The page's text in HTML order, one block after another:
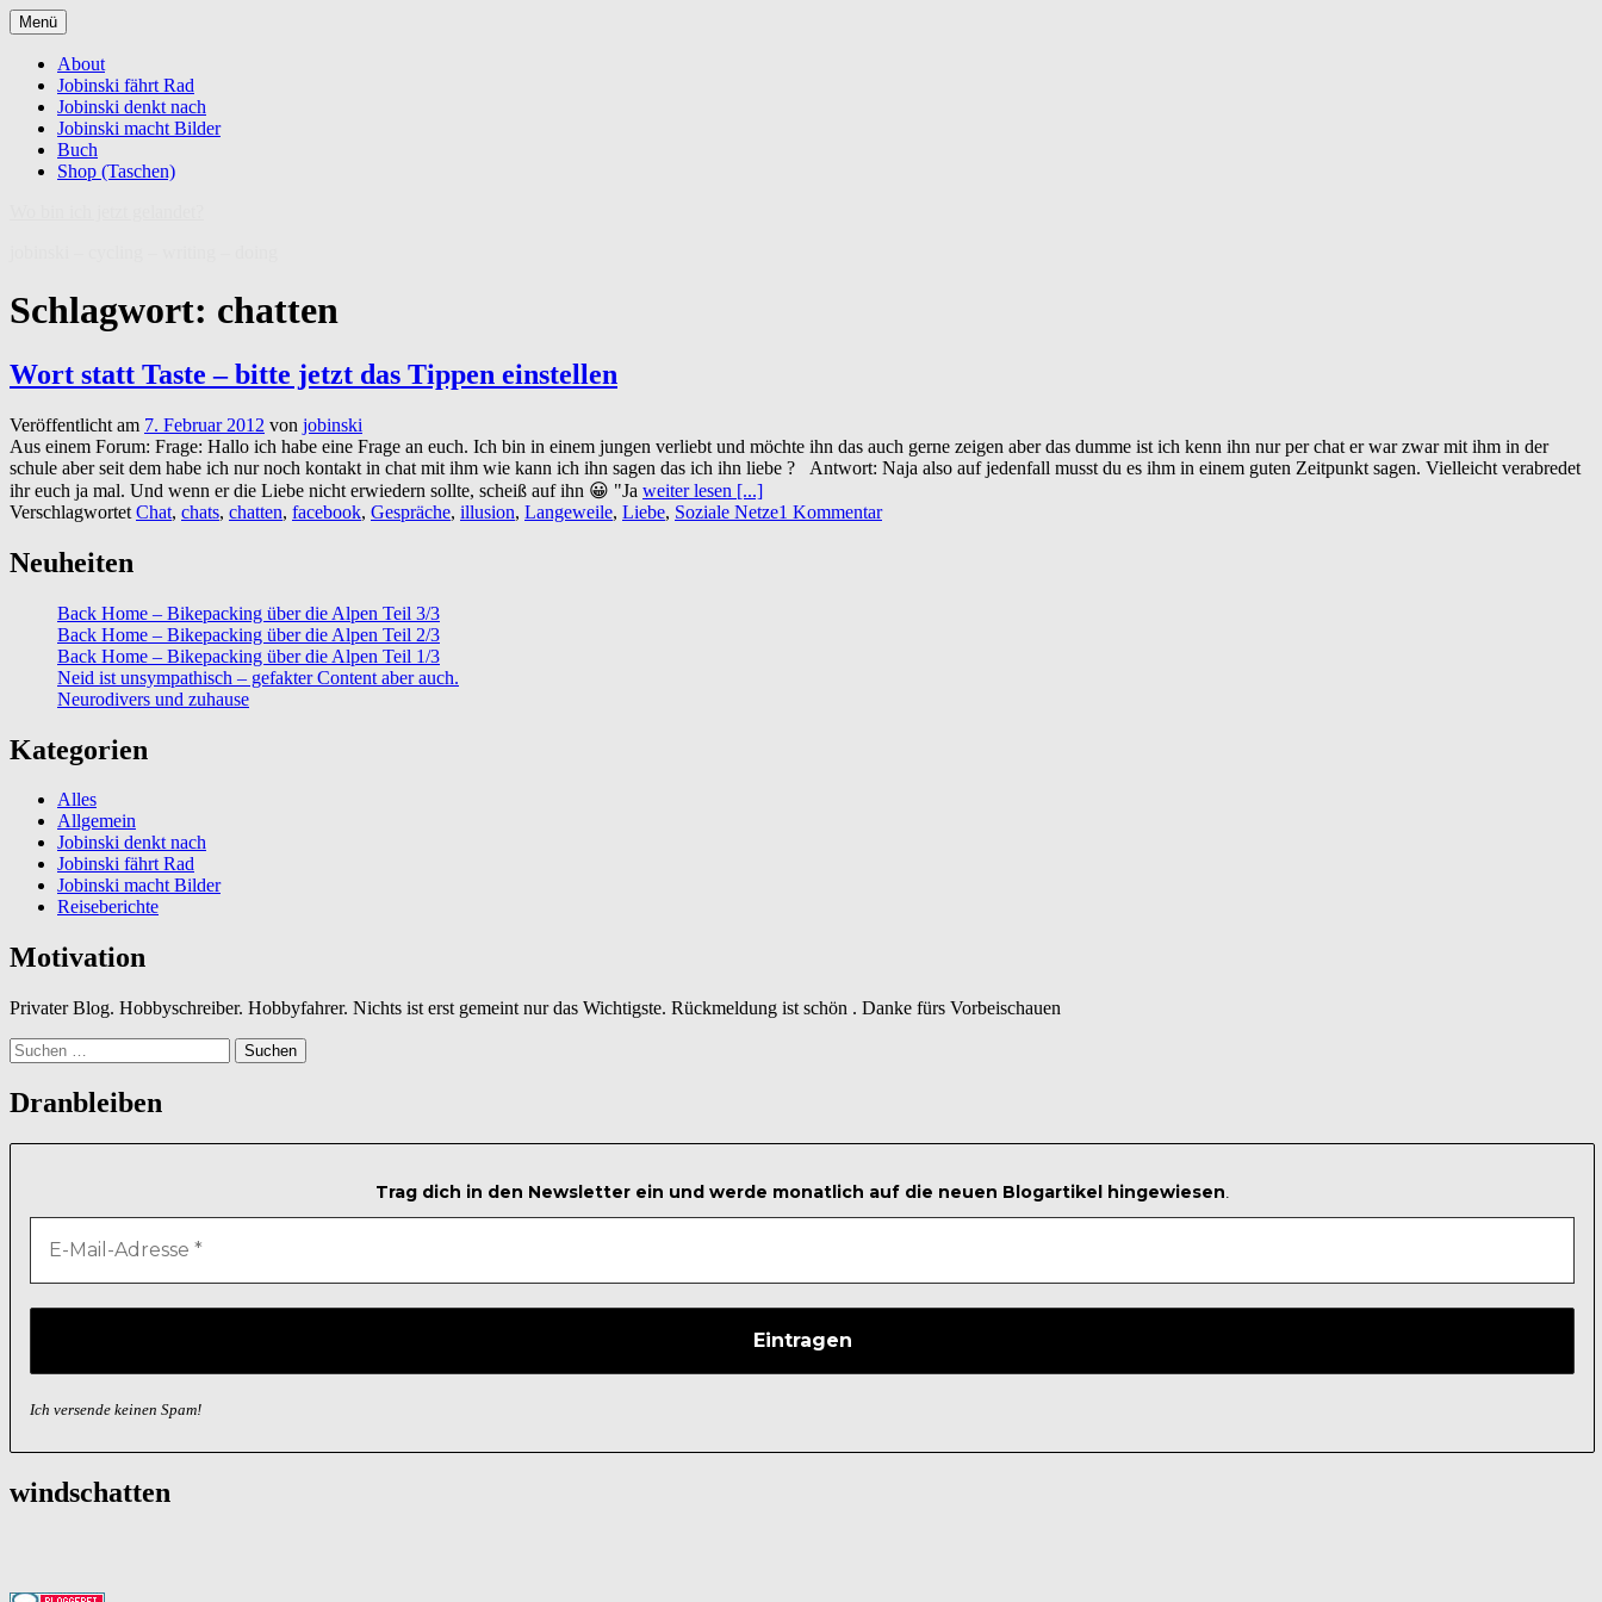
Zum
Inhalt
springen
Menü
About
Jobinski fährt Rad
Jobinski denkt nach
Jobinski macht Bilder
Buch
Shop (Taschen)
Schlagwort: chatten
Wort statt Taste – bitte jetzt das Tippen einstellen
Veröffentlicht am 7. Februar 2012 von jobinski
Aus einem Forum: Frage: Hallo ich habe eine Frage an euch. Ich bin in einem jungen verliebt und möchte ihn das auch gerne zeigen aber das dumme ist ich kenn ihn nur per chat er war zwar mit ihm in der
schule aber seit dem habe ich nur noch kontakt in chat mit ihm wie kann ich ihn sagen das ich ihn liebe ? Antwort: Naja also auf jedenfall musst du es ihm in einem guten Zeitpunkt sagen. Vielleicht verabredet
ihr euch ja mal. Und wenn er die Liebe nicht erwiedern sollte, scheiß auf ihn 😀 "Ja weiter lesen [...]
Verschlagwortet Chat, chats, chatten, facebook, Gespräche, illusion, Langeweile, Liebe, Soziale Netze1 Kommentar
Neuheiten
Back Home – Bikepacking über die Alpen Teil 3/3
Back Home – Bikepacking über die Alpen Teil 2/3
Back Home – Bikepacking über die Alpen Teil 1/3
Neid ist unsympathisch – gefakter Content aber auch.
Neurodivers und zuhause
Kategorien
Alles
Allgemein
Jobinski denkt nach
Jobinski fährt Rad
Jobinski macht Bilder
Reiseberichte
Motivation
Privater Blog. Hobbyschreiber. Hobbyfahrer. Nichts ist erst gemeint nur das Wichtigste. Rückmeldung ist schön . Danke fürs Vorbeischauen
Suchen
nach:
Dranbleiben
Trag dich in den Newsletter ein und werde monatlich auf die neuen Blogartikel hingewiesen.
Ich versende keinen Spam!
windschatten